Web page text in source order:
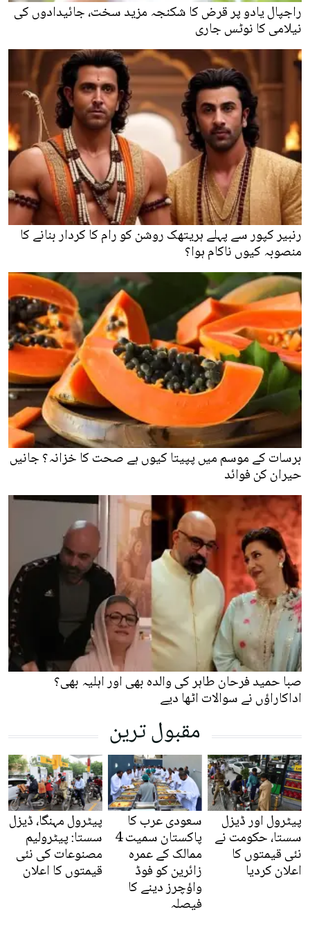
راجپال یادو پر قرض کا شکنجہ مزید سخت، جائیدادوں کی
نیلامی کا نوٹس جاری
رنبیر کپور سے پہلے ہریتھک روشن کو رام کا کردار بنانے کا
منصوبہ کیوں ناکام ہوا؟
برسات کے موسم میں پپیتا کیوں ہے صحت کا خزانہ؟ جانیں
حیران کن فوائد
صبا حمید فرحان طاہر کی والدہ بھی اور اہلیہ بھی؟
اداکاراؤں نے سوالات اٹھا دیے
مقبول ترین
پیٹرول اور ڈیزل
سستا، حکومت نے
نئی قیمتوں کا
اعلان کردیا
سعودی عرب کا
پاکستان سمیت 4
ممالک کے عمرہ
زائرین کو فوڈ
واؤچرز دینے کا
فیصلہ
پیٹرول مہنگا، ڈیزل
سستا: پیٹرولیم
مصنوعات کی نئی
قیمتوں کا اعلان